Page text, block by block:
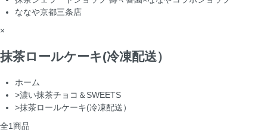
ななや京都三条店
×
抹茶ロールケーキ(冷凍配送）
ホーム
>濃い抹茶チョコ＆SWEETS
>抹茶ロールケーキ(冷凍配送）
全1商品